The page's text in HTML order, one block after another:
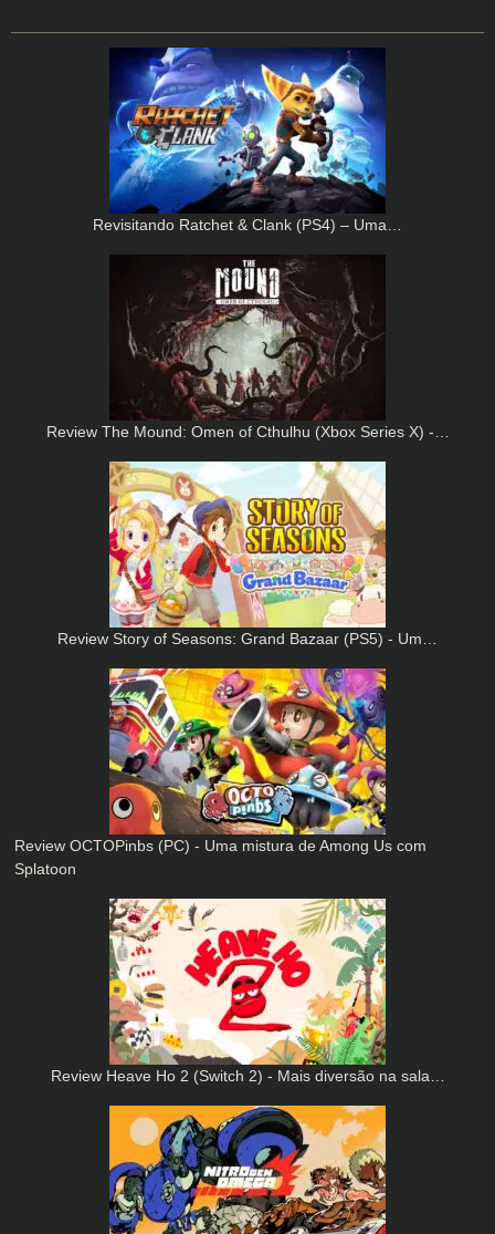
Revisitando Ratchet & Clank (PS4) – Uma…
Review The Mound: Omen of Cthulhu (Xbox Series X) -…
Review Story of Seasons: Grand Bazaar (PS5) - Um…
Review OCTOPinbs (PC) - Uma mistura de Among Us com
Splatoon
Review Heave Ho 2 (Switch 2) - Mais diversão na sala…